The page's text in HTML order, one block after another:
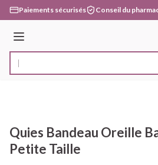
Aller au contenu
Paiements sécurisés Conseil du
Menu
Rechercher
Quies Bandeau Oreille
Petite Taille